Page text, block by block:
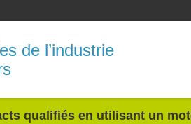
de l’industrie
qualifiés en utilisant un